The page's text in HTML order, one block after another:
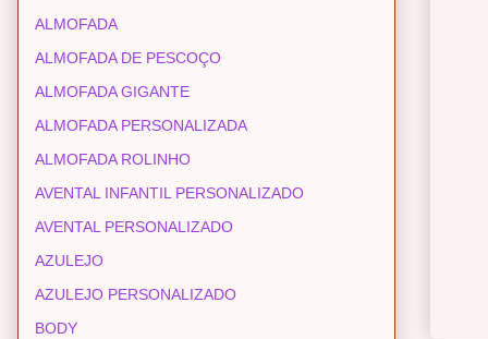
ALMOFADA
ALMOFADA DE PESCOÇO
ALMOFADA GIGANTE
ALMOFADA PERSONALIZADA
ALMOFADA ROLINHO
AVENTAL INFANTIL PERSONALIZADO
AVENTAL PERSONALIZADO
AZULEJO
AZULEJO PERSONALIZADO
BODY